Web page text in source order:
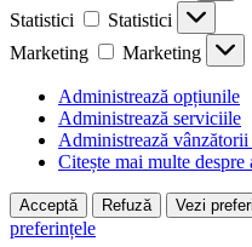
Statistici
Statistici
Marketing
Marketing
Administrează opțiunile
Administrează serviciile
Administrează
Citește mai multe despre
Acceptă Refuză Vezi
preferințele